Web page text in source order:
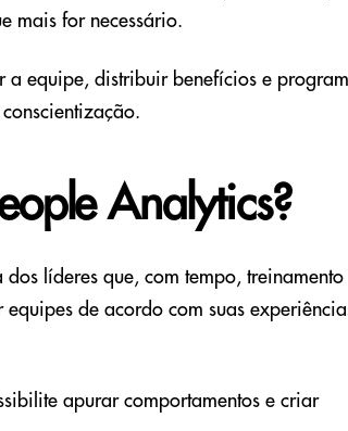
mais for necessário.
a equipe, distribuir benefícios e
Analytics?
líderes que, com tempo, treinamento
de acordo com suas
apurar comportamentos e criar